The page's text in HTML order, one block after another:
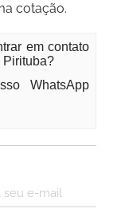
cotação.
em contato
Pirituba?
WhatsApp